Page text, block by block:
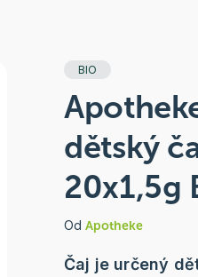
BIO
dětský
20x1,5g
Od Apotheke
Čaj je určený